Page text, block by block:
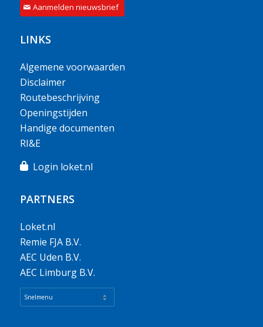
Aanmelden nieuwsbrief
LINKS
Algemene voorwaarden
Disclaimer
Routebeschrijving
Openingstijden
Handige documenten
RI&E
Login loket.nl
PARTNERS
Loket.nl
Remie FJA B.V.
AEC Uden B.V.
AEC Limburg B.V.